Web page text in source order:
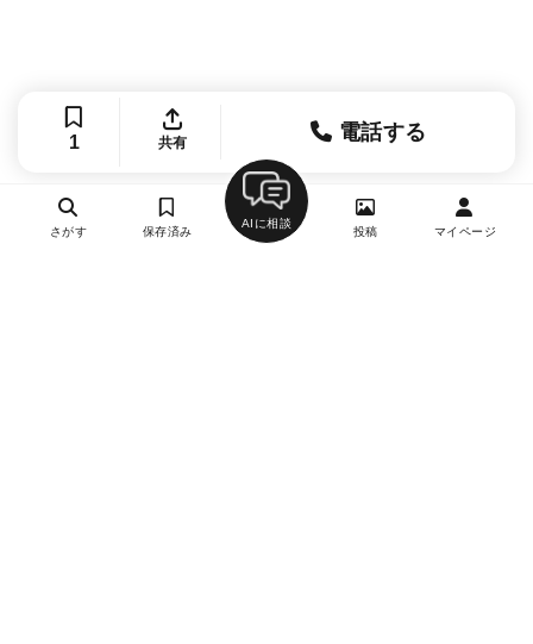
1 共有 電話する
さがす 保存済み
AIに相談
投稿 マイページ